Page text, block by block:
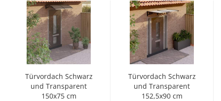
Türvordach Schwarz
und Transparent
150x75 cm
Türvordach Schwarz
und Transparent
152,5x90 cm